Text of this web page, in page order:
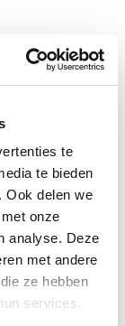
te
te bieden
Ook delen we
onze
analyse. Deze
met andere
ze hebben
services.
ist zeitlich
Einblick in die
auch die
in anderen
Move
Projektteam